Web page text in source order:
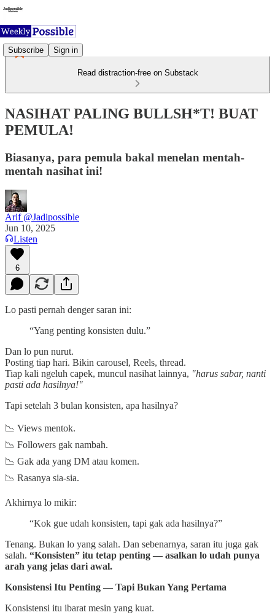
Subscribe Sign in
Read distraction-free on Substack
NASIHAT PALING BULLSH*T! BUAT
PEMULA!
Biasanya, para pemula bakal menelan mentah-
mentah nasihat ini!
Arif @Jadipossible
Jun 10, 2025
Listen
6
Lo pasti pernah denger saran ini:
“Yang penting konsisten dulu.”
Dan lo pun nurut.
Posting tiap hari. Bikin carousel, Reels, thread.
Tiap kali ngeluh capek, muncul nasihat lainnya, "harus sabar, nanti
pasti ada hasilnya!"
Tapi setelah 3 bulan konsisten, apa hasilnya?
📉 Views mentok.
📉 Followers gak nambah.
📉 Gak ada yang DM atau komen.
📉 Rasanya sia-sia.
Akhirnya lo mikir:
“Kok gue udah konsisten, tapi gak ada hasilnya?”
Tenang. Bukan lo yang salah. Dan sebenarnya, saran itu juga gak
salah. “Konsisten” itu tetap penting — asalkan lo udah punya
arah yang jelas dari awal.
Konsistensi Itu Penting — Tapi Bukan Yang Pertama
Konsistensi itu ibarat mesin yang kuat.